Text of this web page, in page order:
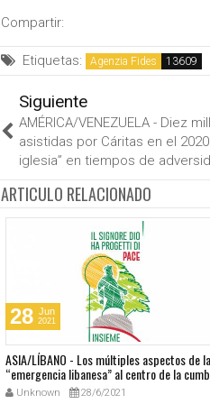
Compartir:
Etiquetas: Agenzia Fides
Siguiente
AMÉRICA/VENEZUELA - Diez
asistidas por Cáritas en el
iglesia” en tiempos de
ARTICULO RELACIONADO
28 Jun
2021
ASIA/LÍBANO - Los múltiples aspectos de la
“emergencia libanesa” al centro de la
eclesial convocada por el Papa Francisco
Unknown 28/6/2021